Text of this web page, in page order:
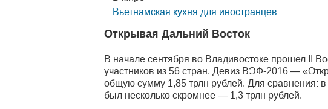
Вьетнамская кухня для иностранцев
Открывая Дальний Восток
В начале сентября во Владивостоке прошел II
участников из 56 стран. Девиз ВЭФ-2016 —
общую сумму 1,85 трлн рублей. Для сравнения:
был несколько скромнее — 1,3 трлн рублей.